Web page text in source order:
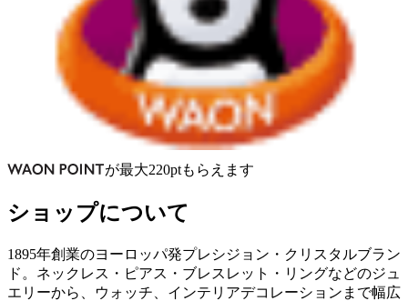
が最大220ptもらえます
ショップについて
1895年創業のヨーロッパ発プレシジョン・クリスタルブラン
ド。ネックレス・ピアス・ブレスレット・リングなどのジュ
エリーから、ウォッチ、インテリアデコレーションまで幅広